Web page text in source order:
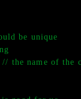
be unique
// the name of the